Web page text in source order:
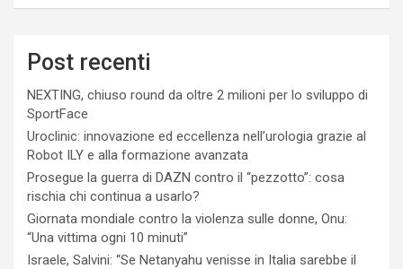
Post recenti
NEXTING, chiuso round da oltre 2 milioni per lo sviluppo di
SportFace
Uroclinic: innovazione ed eccellenza nell’urologia grazie al
Robot ILY e alla formazione avanzata
Prosegue la guerra di DAZN contro il “pezzotto”: cosa
rischia chi continua a usarlo?
Giornata mondiale contro la violenza sulle donne, Onu:
“Una vittima ogni 10 minuti”
Israele, Salvini: “Se Netanyahu venisse in Italia sarebbe il